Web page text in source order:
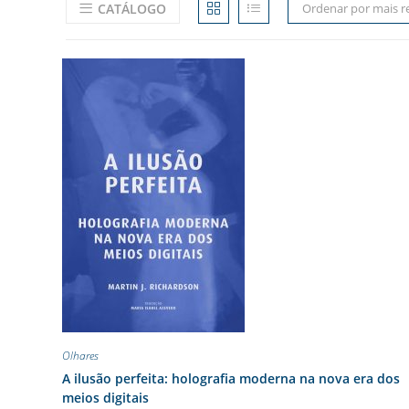
CATÁLOGO Ordenar por mais
Olhares
A ilusão perfeita: holografia moderna na nova era dos
meios digitais